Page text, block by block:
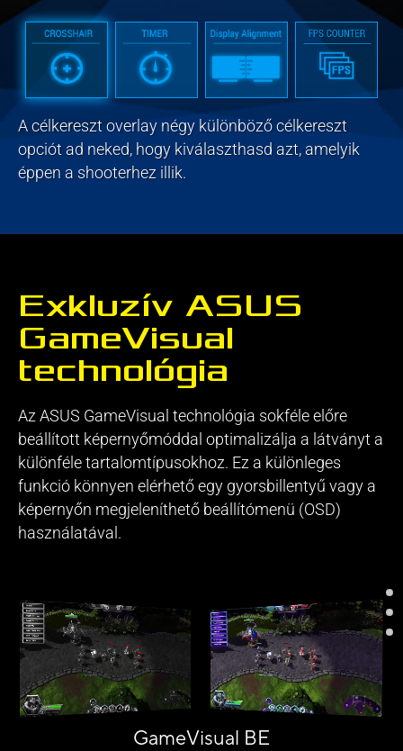
A célkereszt overlay négy különböző célkereszt
opciót ad neked, hogy kiválaszthasd azt, amelyik
éppen a shooterhez illik.
Exkluzív ASUS
GameVisual
technológia
Az ASUS GameVisual technológia sokféle előre
beállított képernyőmóddal optimalizálja a látványt a
különféle tartalomtípusokhoz. Ez a különleges
funkció könnyen elérhető egy gyorsbillentyű vagy a
képernyőn megjeleníthető beállítómenü (OSD)
használatával.
GameVisual BE